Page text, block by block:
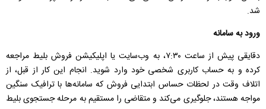
شد.
ورود به سامانه
دقایقی پیش از ساعت ۷:۳۰، به وب‌سایت یا اپلیکیشن فروش بلیط مراجعه
کرده و به حساب کاربری شخصی خود وارد شوید. انجام این کار از قبل، از
اتلاف وقت در لحظات حساس ابتدایی فروش که سامانه‌ها با ترافیک سنگین
مواجه هستند، جلوگیری می‌کند و متقاضی را مستقیم به مرحله جستجوی بلیط